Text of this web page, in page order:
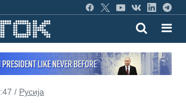
/ Русија